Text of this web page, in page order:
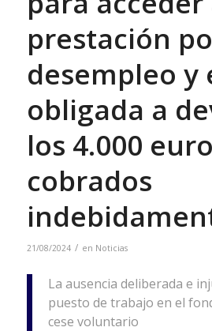
prestación
desempleo y
obligada a
los 4.000
cobrados
21/08/2024 / en Noticias
La ausencia deliberada e
puesto de trabajo en el
cese voluntario